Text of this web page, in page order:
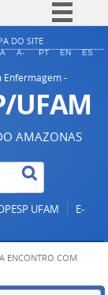
informação
DO SITE
A A- PT EN ES
Enfermagem -
UFAM
AMAZONAS
UFAM
E-
ENCONTRO COM